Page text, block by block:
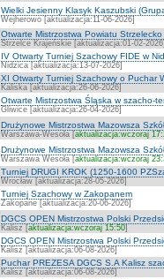
Wielki Jesienny Klasyk Kaszubski
Wejherowo [aktualizacja:11-06-2026]
Otwarte Mistrzostwa Powiatu
Strzelce Krajeńskie [aktualizacja:01-02-2026]
IV Otwarty Turniej Szachowy FIDE w
Nidzica [aktualizacja:13-07-2026]
XI Otwarty Turniej Szachowy o Puchar
Kaliska [aktualizacja:26-06-2026]
Otwarte Mistrzostwa Śląska w szacho-
Gliwice [aktualizacja:26-04-2026]
Drużynowe Mistrzostwa Mazowsza
Warszawa-Wesoła [aktualizacja:wczoraj
Drużynowe Mistrzostwa Mazowsza
Warszawa Wesoła [aktualizacja:wczoraj
Turniej DRUGI KROK (1250-1600
Wrocław [aktualizacja:28-05-2026]
Turniej Szachowy w Zakopanem
Zakopane [aktualizacja:20-06-2026]
DGCS OPEN Mistrzostwa Polski
Kalisz [aktualizacja:wczoraj 15:50]
DGCS OPEN Mistrzostwa Polski
Kalisz [aktualizacja:06-08-2026]
Puchar PREZESA DGCS S.A Kalisz
Kalisz [aktualizacja:06-08-2026]